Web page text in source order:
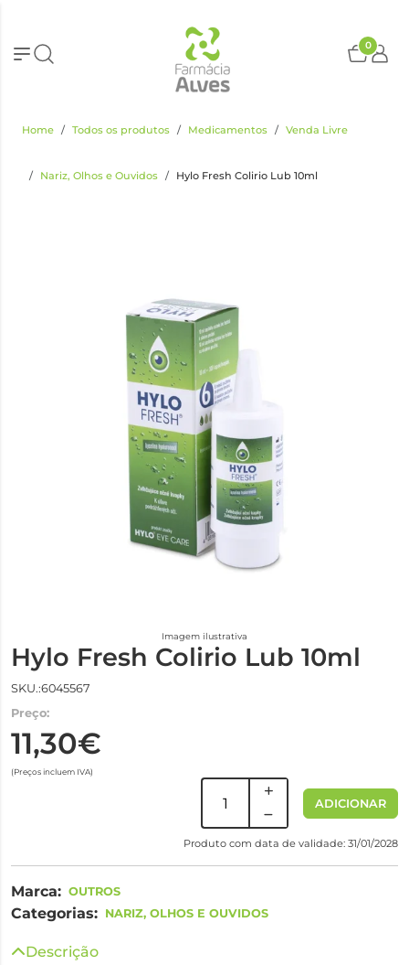
0
Home Todos os produtos Medicamentos Venda Livre
Nariz, Olhos e Ouvidos Hylo Fresh Colirio Lub 10ml
Imagem ilustrativa
Hylo Fresh Colirio Lub 10ml
SKU.:6045567
Preço:
11,30€
(Preços incluem IVA)
ADICIONAR
Produto com data de validade: 31/01/2028
Marca: OUTROS
Categorias: NARIZ, OLHOS E OUVIDOS
Descrição